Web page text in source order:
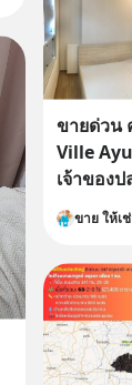
ขายด่วน
Ville
เจ้าของ
ธรรมชาติ
3951